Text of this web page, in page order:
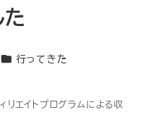
カテゴリー
行ってきた
エイトプログラムによる収